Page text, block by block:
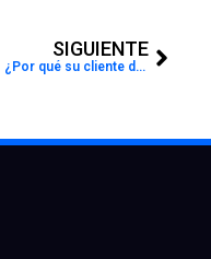
SIGUIENTE
¿Por qué su cliente debe implementar una estrategia móvil?